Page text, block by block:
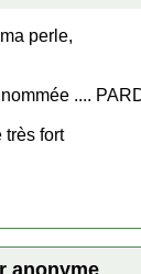
perle,
....
très fort
anonyme